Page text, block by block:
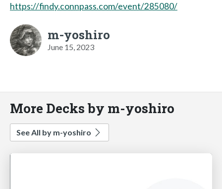
https://findy.connpass.com/event/285080/
m-yoshiro
June 15, 2023
More Decks by m-yoshiro
See All by m-yoshiro